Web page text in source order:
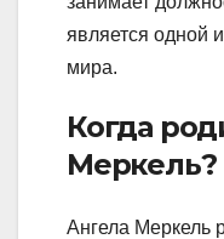
является одной
мира.
Когда
Меркель?
Ангела Меркель